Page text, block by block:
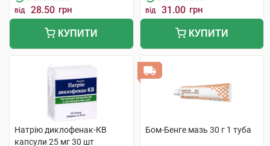
від 28.50 грн
КУПИТИ
від 31.00 грн
КУПИТИ
Натрію диклофенак-КВ
капсули 25 мг 30 шт
Бом-Бенге мазь 30 г 1 туба